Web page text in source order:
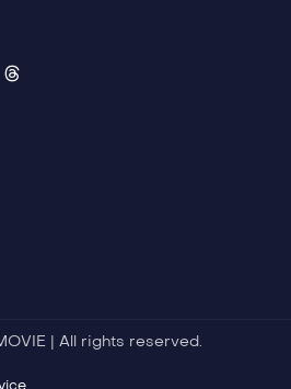
| All rights reserved.